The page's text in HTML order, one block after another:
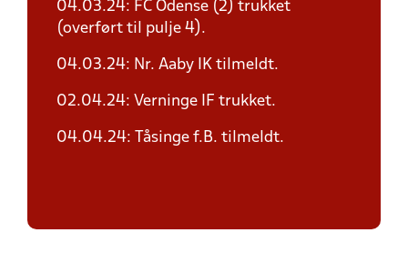
04.03.24: FC Odense (2) trukket
(overført til pulje 4).
04.03.24: Nr. Aaby IK tilmeldt.
02.04.24: Verninge IF trukket.
04.04.24: Tåsinge f.B. tilmeldt.